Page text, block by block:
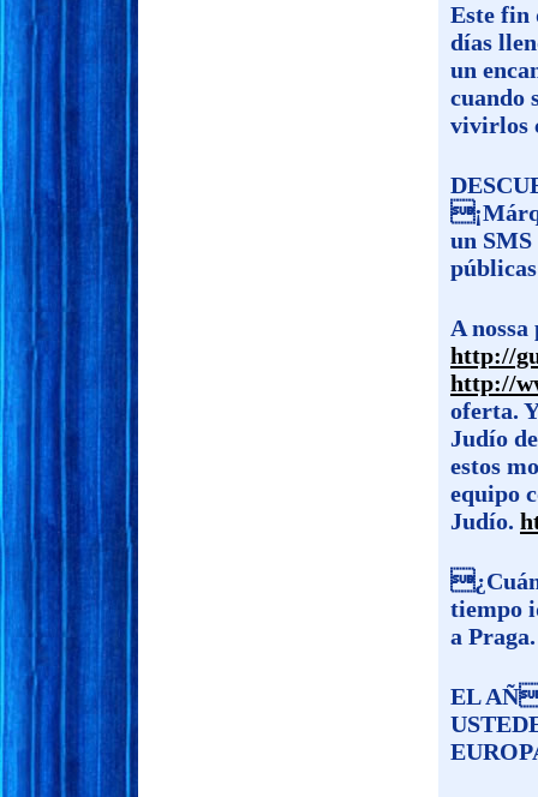
Este fin
días
un
cuando
vivirlos
un
A
http://
http://
oferta.
Judío
estos
equipo
Judío.
tiempo
a Praga.
EL